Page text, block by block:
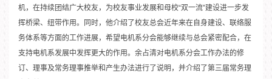
机，在持续团结广大校友，为校友事业发展和母校“双一流”建设进一步发
挥桥梁、纽带作用。同时，他介绍了校友总会近年来在自身建设、联络服
务体系等方面的工作进展，希望电机系分会能够继续与总会紧密配合，在
支持电机系发展中发挥更大的作用。余占清对电机系分会工作办法的修
订、理事及常务理事推举和产生办法进行了说明，并介绍了第三届常务理